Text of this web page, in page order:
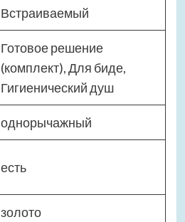
Встраиваемый
Готовое решение
(комплект), Для биде,
Гигиенический душ
однорычажный
есть
золото